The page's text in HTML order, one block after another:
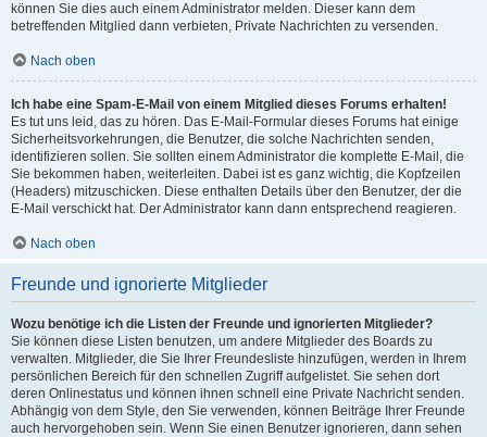
können Sie dies auch einem Administrator melden. Dieser kann dem
betreffenden Mitglied dann verbieten, Private Nachrichten zu versenden.
Nach oben
Ich habe eine Spam-E-Mail von einem Mitglied dieses Forums erhalten!
Es tut uns leid, das zu hören. Das E-Mail-Formular dieses Forums hat einige
Sicherheitsvorkehrungen, die Benutzer, die solche Nachrichten senden,
identifizieren sollen. Sie sollten einem Administrator die komplette E-Mail, die
Sie bekommen haben, weiterleiten. Dabei ist es ganz wichtig, die Kopfzeilen
(Headers) mitzuschicken. Diese enthalten Details über den Benutzer, der die
E-Mail verschickt hat. Der Administrator kann dann entsprechend reagieren.
Nach oben
Freunde und ignorierte Mitglieder
Wozu benötige ich die Listen der Freunde und ignorierten Mitglieder?
Sie können diese Listen benutzen, um andere Mitglieder des Boards zu
verwalten. Mitglieder, die Sie Ihrer Freundesliste hinzufügen, werden in Ihrem
persönlichen Bereich für den schnellen Zugriff aufgelistet. Sie sehen dort
deren Onlinestatus und können ihnen schnell eine Private Nachricht senden.
Abhängig von dem Style, den Sie verwenden, können Beiträge Ihrer Freunde
auch hervorgehoben sein. Wenn Sie einen Benutzer ignorieren, dann sehen